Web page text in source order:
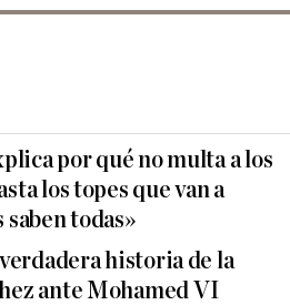
por qué no multa a los
los topes que van a
saben todas»
historia de la
ante Mohamed VI